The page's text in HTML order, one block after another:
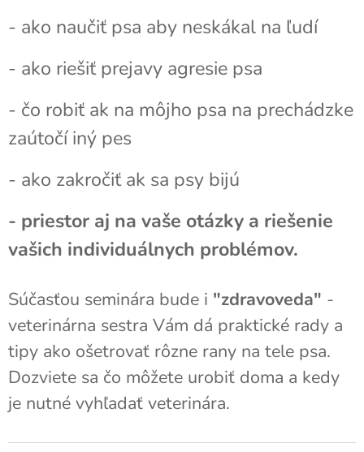
- ako naučiť psa aby neskákal na ľudí
- ako riešiť prejavy agresie psa
- čo robiť ak na môjho psa na prechádzke
zaútočí iný pes
- ako zakročiť ak sa psy bijú
- priestor aj na vaše otázky a riešenie
vašich individuálnych problémov.
Súčasťou seminára bude i "zdravoveda" -
veterinárna sestra Vám dá praktické rady a
tipy ako ošetrovať rôzne rany na tele psa.
Dozviete sa čo môžete urobiť doma a kedy
je nutné vyhľadať veterinára.